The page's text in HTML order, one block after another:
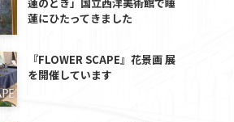
蓮のとき」国立西洋美術館で睡
蓮にひたってきました
『FLOWER SCAPE』花景画 展
を開催しています